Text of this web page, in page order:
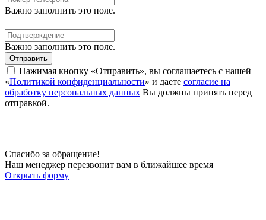
Важно заполнить это поле.
Важно заполнить это поле.
Отправить
Нажимая кнопку «Отправить», вы соглашаетесь с нашей
«Политикой конфиденциальности» и даете согласие на
обработку персональных данных Вы должны принять перед
отправкой.
Спасибо за обращение!
Наш менеджер перезвонит вам в ближайшее время
Открыть форму